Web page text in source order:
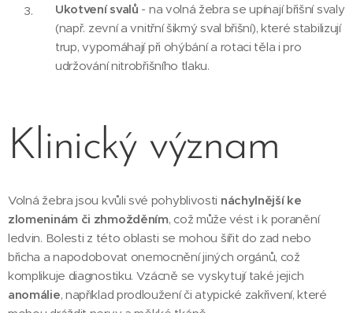
Ukotvení svalů - na volná žebra se upínají břišní svaly
(např. zevní a vnitřní šikmý sval břišní), které stabilizují
trup, vypomáhají při ohýbání a rotaci těla i pro
udržování nitrobřišního tlaku.
Klinický význam
Volná žebra jsou kvůli své pohyblivosti náchylnější ke
zlomeninám či zhmožděním, což může vést i k poranění
ledvin. Bolesti z této oblasti se mohou šířit do zad nebo
břicha a napodobovat onemocnění jiných orgánů, což
komplikuje diagnostiku. Vzácně se vyskytují také jejich
anomálie, například prodloužení či atypické zakřivení, které